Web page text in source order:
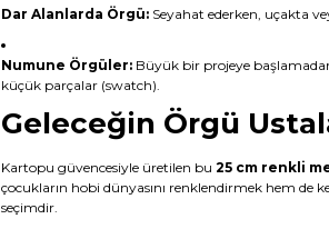
Dar Alanlarda Örgü: Seyahat ederken, uçakta
Numune Örgüler: Büyük bir projeye
küçük parçalar (swatch).
Geleceğin Örgü
Kartopu güvencesiyle üretilen bu 25 cm renkli
çocukların hobi dünyasını renklendirmek hem
seçimdir.